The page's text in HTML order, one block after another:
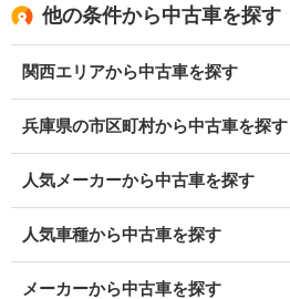
他の条件から中古車を探す
関西エリアから中古車を探す
兵庫県の市区町村から中古車を探す
人気メーカーから中古車を探す
人気車種から中古車を探す
メーカーから中古車を探す